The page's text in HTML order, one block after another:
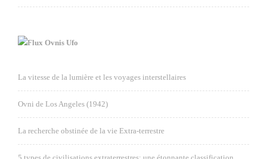
Ovnis Ufo
La vitesse de la lumière et les voyages interstellaires
Ovni de Los Angeles (1942)
La recherche obstinée de la vie Extra-terrestre